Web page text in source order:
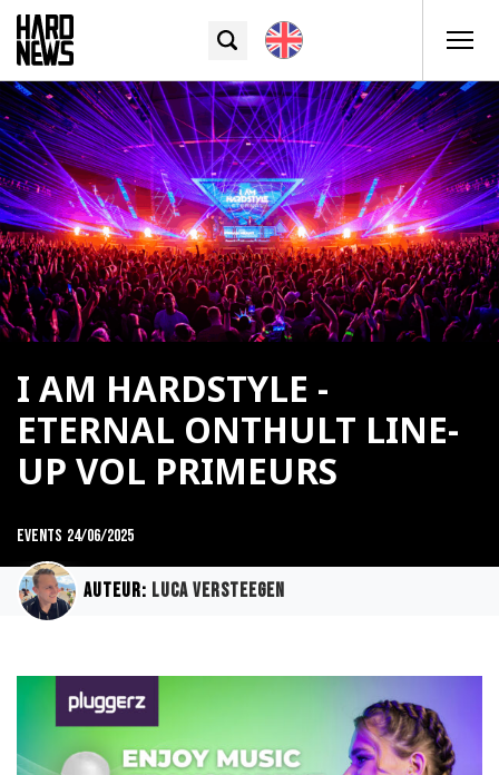
I AM HARDSTYLE -
ETERNAL ONTHULT LINE-
UP VOL PRIMEURS
Events 24/06/2025
Auteur: Luca Versteegen